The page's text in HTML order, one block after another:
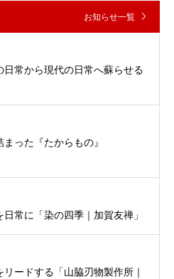
お知らせ一覧
日常から現代の日常へ蘇らせる
った『たからもの』
常に「染の四季｜加賀友禅」
リードする「山脇刃物製作所｜